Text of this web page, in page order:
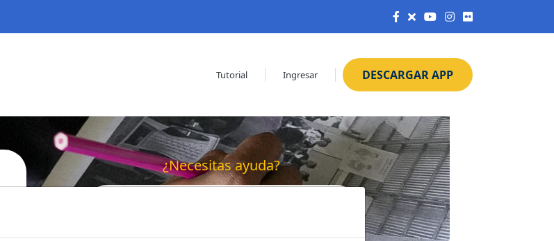
Tutorial Ingresar DESCARGAR APP
¿Necesitas ayuda?